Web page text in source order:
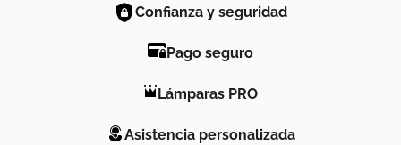
Confianza y seguridad
Pago seguro
Lámparas PRO
Asistencia personalizada